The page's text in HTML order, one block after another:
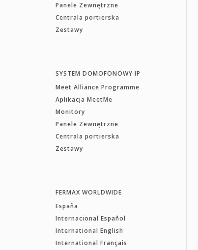
Panele Zewnętrzne
Centrala portierska
Zestawy
SYSTEM DOMOFONOWY IP
Meet Alliance Programme
Aplikacja MeetMe
Monitory
Panele Zewnętrzne
Centrala portierska
Zestawy
FERMAX WORLDWIDE
España
Internacional Español
International English
International Français